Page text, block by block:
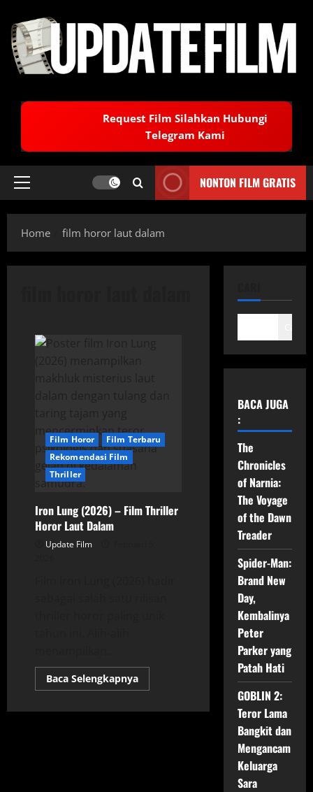
content
Request Film Silahkan Hubungi
Telegram Kami
Primary
NONTON FILM GRATIS
Home film horor laut dalam
Film Horor
Film Terbaru
Rekomendasi Film
Thriller
Iron Lung (2026) – Film Thriller
Horor Laut Dalam
Update Film
Baca SelengkapnyaRead
more
BACA JUGA
:
The
Chronicles
of Narnia:
The Voyage
of the Dawn
Treader
Spider-Man:
Brand New
Day,
Kembalinya
Peter
Parker yang
Patah Hati
GOBLIN 2:
Teror Lama
Bangkit dan
Mengancam
Keluarga
Sara